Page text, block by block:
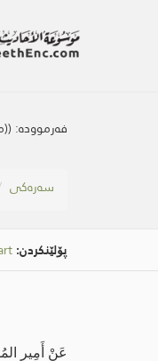
فەرموودە:
سه‌ره‌كی
پۆلێنکردن:
عَنْ أَمِيرِ